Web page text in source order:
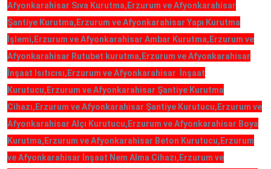
Afyonkarahisar Sıva Kurutma,Erzurum ve Afyonkarahisar
Şantiye Kurutma,Erzurum ve Afyonkarahisar Yapı Kurutma
İşlemi,Erzurum ve Afyonkarahisar Ambar Kurutma,Erzurum ve
Afyonkarahisar Rutubet kurutma,Erzurum ve Afyonkarahisar
İnşaat Isıtıcısı,Erzurum ve Afyonkarahisar İnşaat
Kurutucu,Erzurum ve Afyonkarahisar Şantiye Kurutma
Cihazı,Erzurum ve Afyonkarahisar Şantiye Kurutucu,Erzurum ve
Afyonkarahisar Alçı Kurutucu,Erzurum ve Afyonkarahisar Boya
Kurutma,Erzurum ve Afyonkarahisar Beton Kurutucu,Erzurum
ve Afyonkarahisar İnşaat Nem Alma Cihazı,Erzurum ve